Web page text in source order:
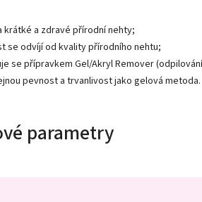
krátké a zdravé přírodní nehty;
se odvíjí od kvality přírodního nehtu;
se přípravkem Gel/Akryl Remover
pevnost a trvanlivost jako gelová metoda.
parametry